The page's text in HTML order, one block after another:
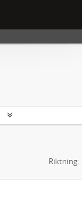
Riktning: